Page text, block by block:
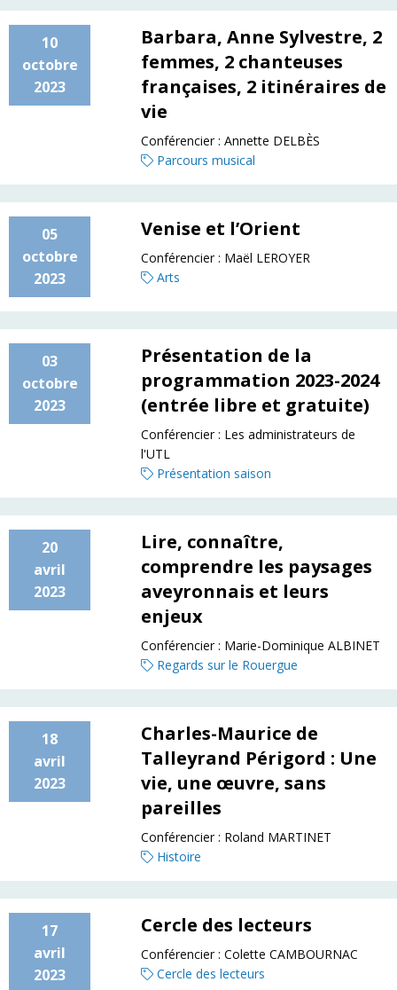
10
octobre
2023
Barbara, Anne Sylvestre, 2
femmes, 2 chanteuses
françaises, 2 itinéraires de
vie
Conférencier :Annette DELBÈS
Parcours musical
05
octobre
2023
Venise et l’Orient
Conférencier : Maël LEROYER
Arts
03
octobre
2023
Présentation de la
programmation 2023-2024
(entrée libre et gratuite)
Conférencier : Les administrateurs de
l'UTL
Présentation saison
20
avril
2023
Lire, connaître,
comprendre les paysages
aveyronnais et leurs
enjeux
Conférencier : Marie-Dominique ALBINET
Regards sur le Rouergue
18
avril
2023
Charles-Maurice de
Talleyrand Périgord : Une
vie, une œuvre, sans
pareilles
Conférencier : Roland MARTINET
Histoire
17
avril
2023
Cercle des lecteurs
Conférencier :Colette CAMBOURNAC
Cercle des lecteurs